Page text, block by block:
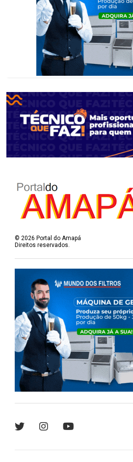
© 2026 Portal do Amapá
Direitos reservados.